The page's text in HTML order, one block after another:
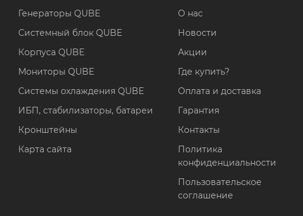
Генераторы QUBE
Системный блок QUBE
Корпуса QUBE
Мониторы QUBE
Системы охлаждения QUBE
ИБП, стабилизаторы, батареи
Кронштейны
Карта сайта
О нас
Новости
Акции
Где купить?
Оплата и доставка
Гарантия
Контакты
Политика
конфиденциальности
Пользовательское
соглашение